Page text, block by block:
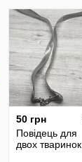
50 грн
Повідець для
двох тваринок